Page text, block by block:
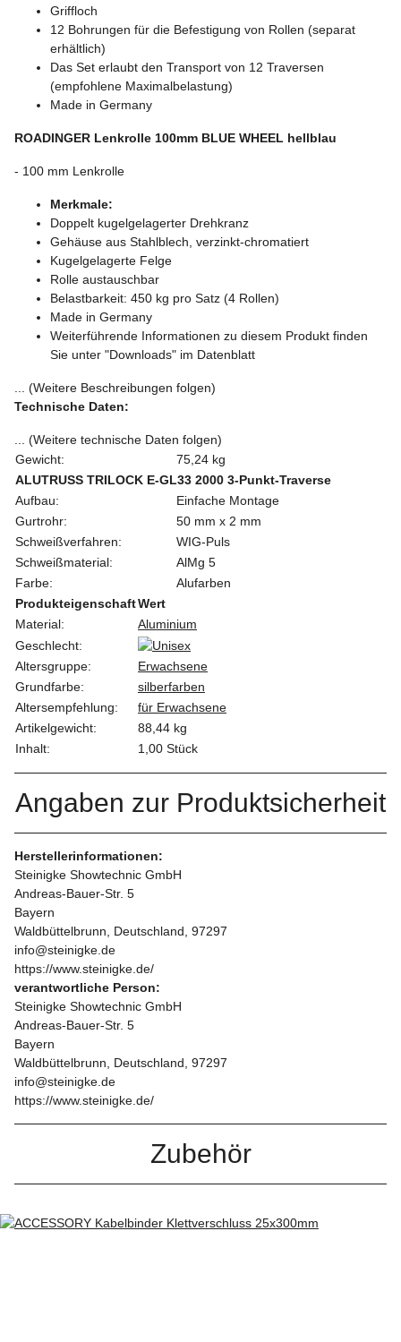
Griffloch
12 Bohrungen für die Befestigung von Rollen (separat
erhältlich)
Das Set erlaubt den Transport von 12 Traversen
(empfohlene Maximalbelastung)
Made in Germany
ROADINGER Lenkrolle 100mm BLUE WHEEL hellblau
- 100 mm Lenkrolle
Merkmale:
Doppelt kugelgelagerter Drehkranz
Gehäuse aus Stahlblech, verzinkt-chromatiert
Kugelgelagerte Felge
Rolle austauschbar
Belastbarkeit: 450 kg pro Satz (4 Rollen)
Made in Germany
Weiterführende Informationen zu diesem Produkt finden
Sie unter "Downloads" im Datenblatt
... (Weitere Beschreibungen folgen)
Technische Daten:
... (Weitere technische Daten folgen)
Gewicht:
75,24 kg
ALUTRUSS TRILOCK E-GL33 2000 3-Punkt-Traverse
Aufbau:
Einfache Montage
Gurtrohr:
50 mm x 2 mm
Schweißverfahren:
WIG-Puls
Schweißmaterial:
AlMg 5
Farbe:
Alufarben
ProdukteigenschaftWert
Material:
Aluminium
Geschlecht:
Altersgruppe:
Erwachsene
Grundfarbe:
silberfarben
Altersempfehlung:
für Erwachsene
Artikelgewicht:
88,44 kg
Inhalt:
1,00 Stück
Angaben zur Produktsicherheit
Herstellerinformationen:
Steinigke Showtechnic GmbH
Andreas-Bauer-Str. 5
Bayern
Waldbüttelbrunn, Deutschland, 97297
info@steinigke.de
https://www.steinigke.de/
verantwortliche Person:
Steinigke Showtechnic GmbH
Andreas-Bauer-Str. 5
Bayern
Waldbüttelbrunn, Deutschland, 97297
info@steinigke.de
https://www.steinigke.de/
Zubehör